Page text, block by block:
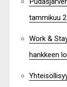
tammikuu
Work &
hankkeen